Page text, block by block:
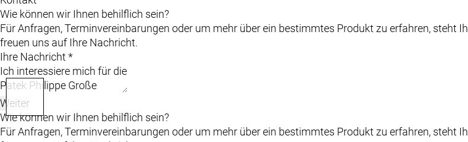
Wie können wir Ihnen behilflich sein?
Für Anfragen, Terminvereinbarungen oder um mehr über ein bestimmtes Produkt zu erfahren, steht
freuen uns auf Ihre Nachricht.
Ihre Nachricht *
Weiter
Wie können wir Ihnen behilflich sein?
Für Anfragen, Terminvereinbarungen oder um mehr über ein bestimmtes Produkt zu erfahren, steht